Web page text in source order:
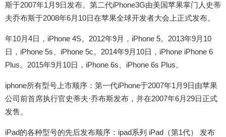
斯于2007年1月9日发布。第二代iPhone3G由美国苹果掌门人史蒂
夫乔布斯于2008年6月10日在苹果全球开发者大会上正式发布。
年10月4日，iPhone 4S。2012年9月，iPhone 5。2013年9月10
日，iPhone 5s、iPhone 5c。2014年9月10日，iPhone iPhone 6
Plus。2015年9月10日，iPhone 6s、iPhone 6s Plus。
iphone所有型号上市顺序：第一代iPhone于2007年1月9日由苹果
公司前首席执行官史蒂夫·乔布斯发布，并在2007年6月29日正式
发售。
iPad的各种型号的先后发布顺序：ipad系列 iPad（第1代） 发布